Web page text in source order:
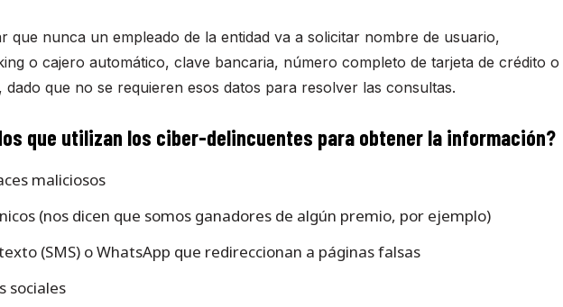
que nunca un empleado de la entidad va a solicitar nombre de usuario,
o cajero automático, clave bancaria, número completo de tarjeta de crédito o
que no se requieren esos datos para resolver las consultas.
que utilizan los ciber-delincuentes para obtener la información?
maliciosos
(nos dicen que somos ganadores de algún premio, por ejemplo)
(SMS) o WhatsApp que redireccionan a páginas falsas
sociales